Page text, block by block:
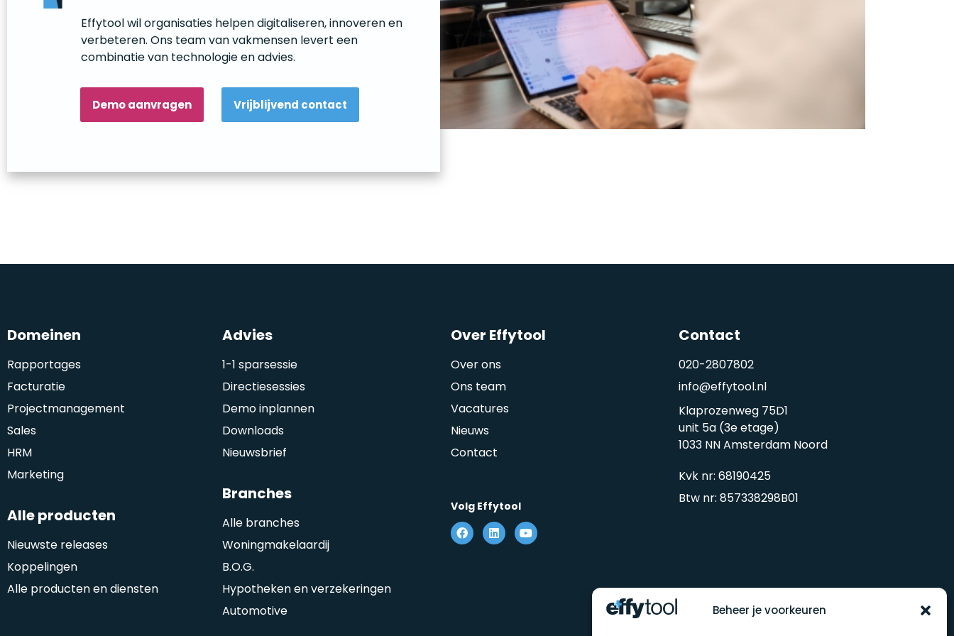
Beheer je voorkeuren
Effytool wil organisaties helpen digitaliseren, innoveren en
verbeteren. Ons team van vakmensen levert een
combinatie van technologie en advies.
Demo aanvragen Vrijblijvend contact
Domeinen
Rapportages
Facturatie
Projectmanagement
Sales
HRM
Marketing
Alle producten
Nieuwste releases
Koppelingen
Alle producten en diensten
Advies
1-1 sparsessie
Directiesessies
Demo inplannen
Downloads
Nieuwsbrief
Branches
Alle branches
Woningmakelaardij
B.O.G.
Hypotheken en verzekeringen
Automotive
Over Effytool
Over ons
Ons team
Vacatures
Nieuws
Contact
Volg Effytool
Contact
020-2807802
info@effytool.nl
Klaprozenweg 75D1
unit 5a (3e etage)
1033 NN Amsterdam Noord
Kvk nr: 68190425
Btw nr: 857338298B01